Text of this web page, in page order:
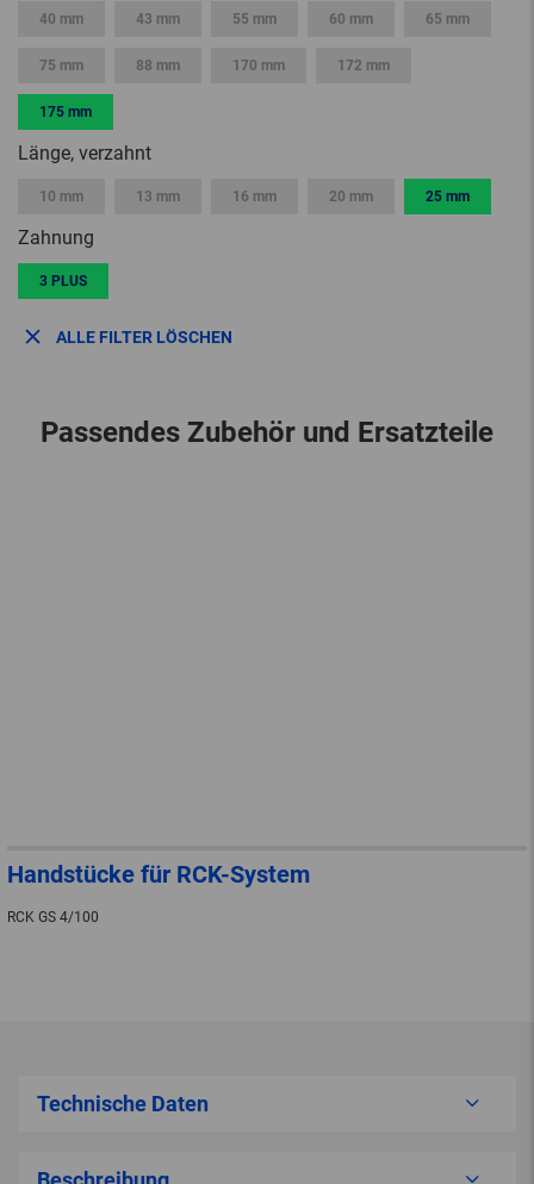
40 mm 43 mm 55 mm 60 mm 65 mm
75 mm 88 mm 170 mm 172 mm
175 mm
Länge, verzahnt
10 mm 13 mm 16 mm 20 mm 25 mm
Zahnung
3 PLUS
ALLE FILTER LÖSCHEN
Passendes Zubehör und Ersatzteile
Handstücke für RCK-System
RCK GS 4/100
Technische Daten